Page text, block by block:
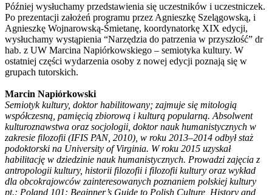
Później wysłuchamy przedstawienia się uczestników i uczestniczek.
Po prezentacji założeń programu przez Agnieszkę Szelągowską, i
Agnieszkę Wojnarowską-Śmietanę, koordynatorkę XIX edycji,
wysłuchamy wystąpienia “Narzędzia do patrzenia w przyszłość” dr
hab. z UW Marcina Napiórkowskiego – semiotyka kultury. W
ostatniej części wydarzenia osoby z nowej edycji poznają się w
grupach tutorskich.
Marcin Napiórkowski
Semiotyk kultury, doktor habilitowany; zajmuje się mitologią
współczesną, pamięcią zbiorową i kulturą popularną. Absolwent
kulturoznawstwa oraz socjologii, doktor nauk humanistycznych w
zakresie filozofii (IFIS PAN, 2010), w roku 2013–2014 odbył staż
podoktorski na University of Virginia. W roku 2015 uzyskał
habilitację w dziedzinie nauk humanistycznych. Prowadzi zajęcia z
antropologii kultury, historii filozofii i filozofii kultury oraz wykład
dla obcokrajowców zainteresowanych poznaniem polskiej kultury
pt.: Poland 101: Beginner’s Guide to Polish Culture, History and